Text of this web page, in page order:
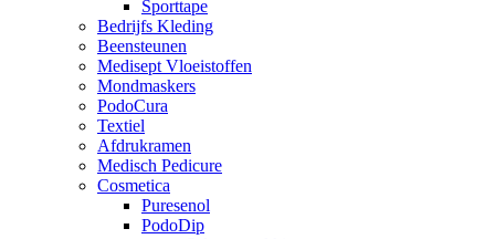
Sporttape
Bedrijfs Kleding
Beensteunen
Medisept Vloeistoffen
Mondmaskers
PodoCura
Textiel
Afdrukramen
Medisch Pedicure
Cosmetica
Puresenol
PodoDip